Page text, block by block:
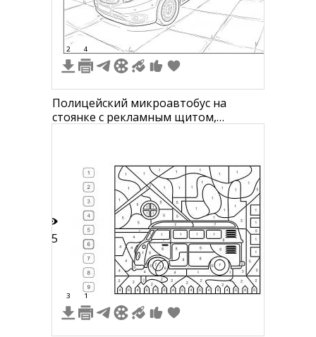
2 4
Полицейский микроавтобус на
стоянке с рекламным щитом,
15
3 1